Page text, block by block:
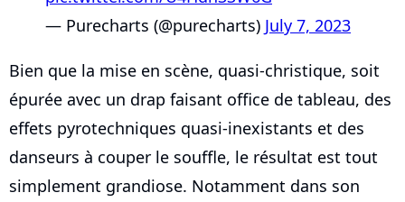
— Purecharts (@purecharts) July 7, 2023
Bien que la mise en scène, quasi-christique, soit
épurée avec un drap faisant office de tableau, des
effets pyrotechniques quasi-inexistants et des
danseurs à couper le souffle, le résultat est tout
simplement grandiose. Notamment dans son